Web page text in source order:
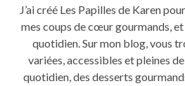
J’ai créé Les Papilles de Karen
mes coups de cœur gourmands,
quotidien. Sur mon blog, vous
variées, accessibles et pleines
quotidien, des desserts